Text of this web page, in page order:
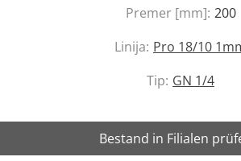
Premer [mm]: 200
Linija: Pro 18/10
Tip: GN 1/4
Bestand in Filialen